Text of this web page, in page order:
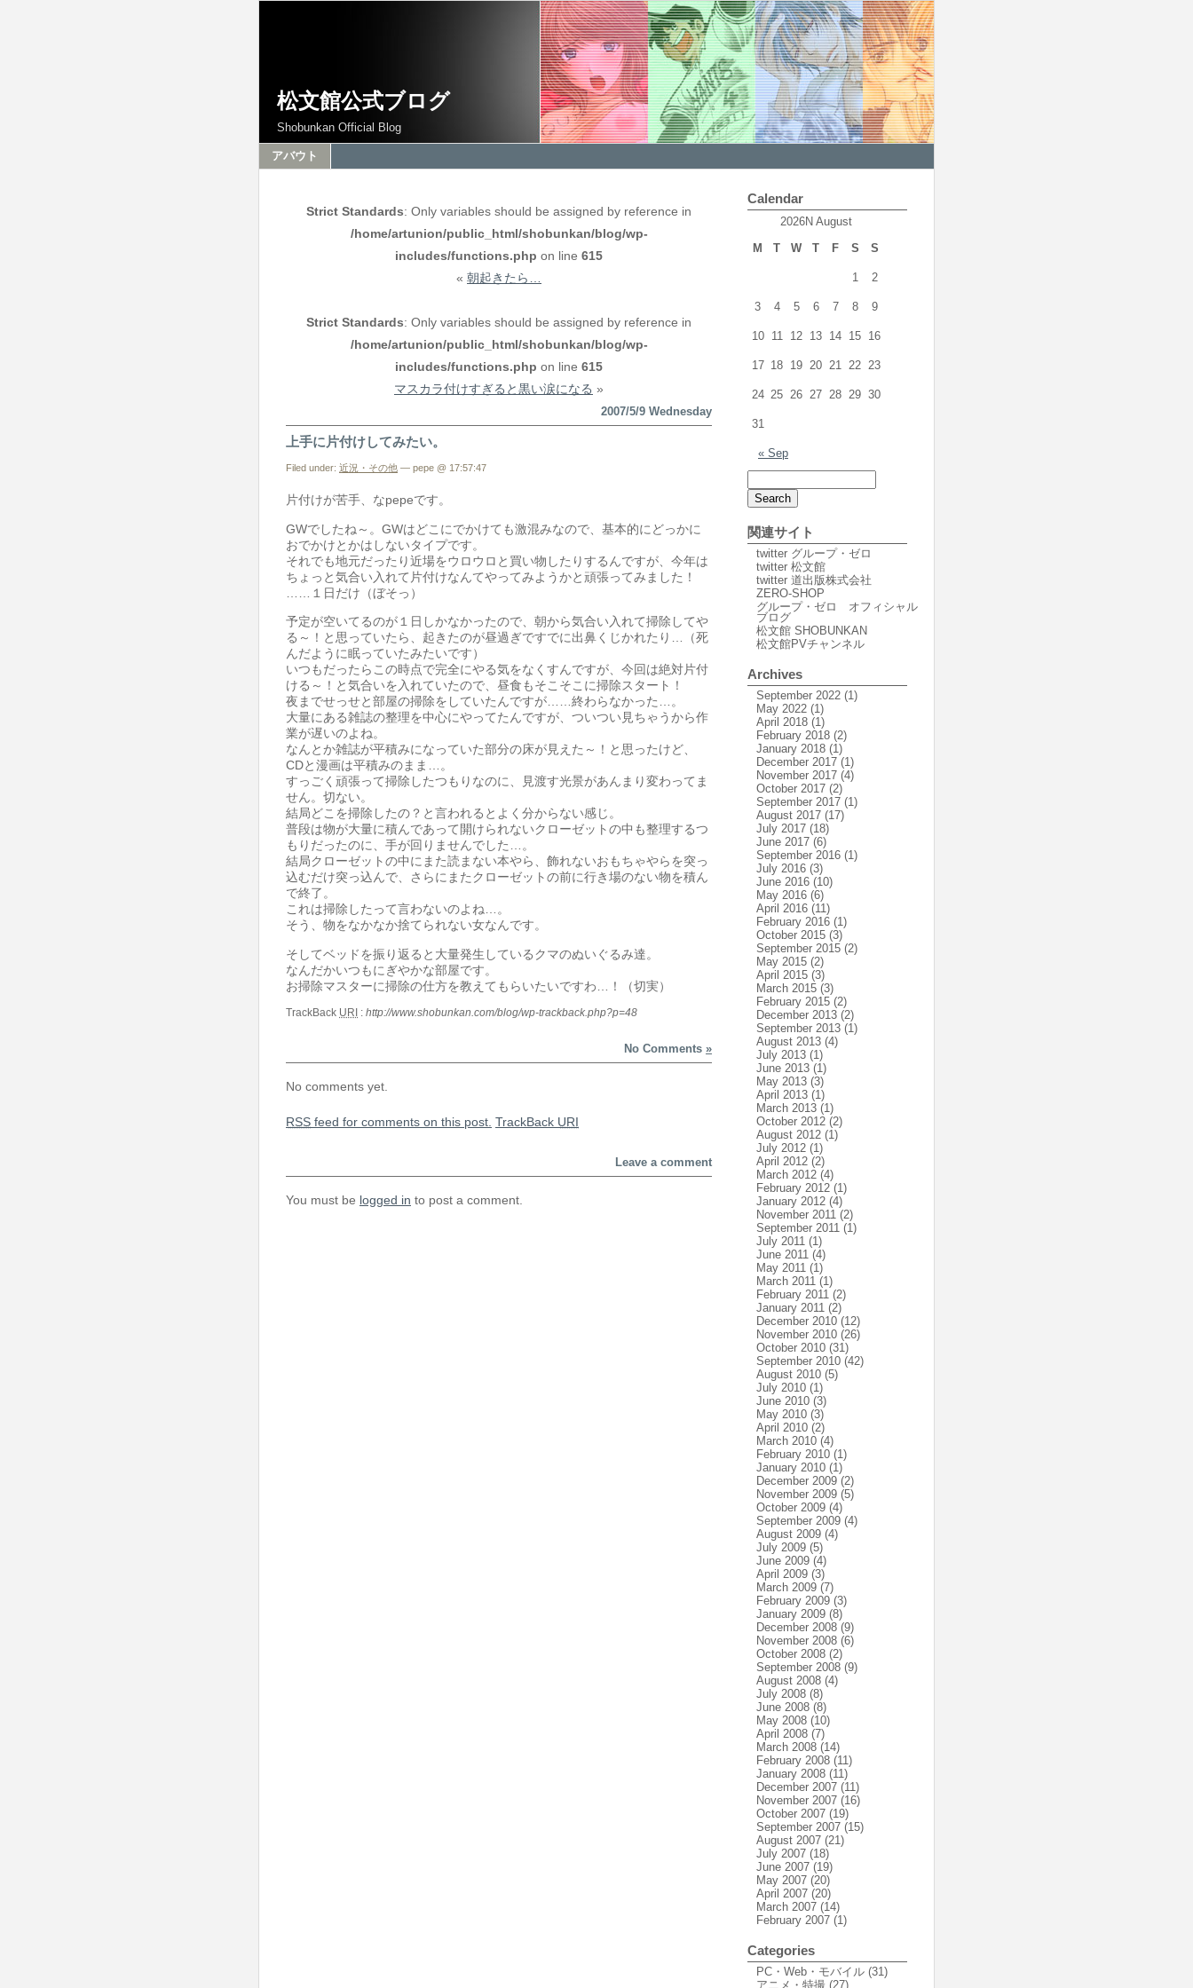
松文館公式ブログ
Shobunkan Official Blog
アバウト
Strict Standards: Only variables should be assigned by reference in
/home/artunion/public_html/shobunkan/blog/wp-
includes/functions.php on line 615
« 朝起きたら…
Strict Standards: Only variables should be assigned by reference in
/home/artunion/public_html/shobunkan/blog/wp-
includes/functions.php on line 615
マスカラ付けすぎると黒い涙になる »
2007/5/9 Wednesday
上手に片付けしてみたい。
Filed under: 近況・その他 — pepe @ 17:57:47
片付けが苦手、なpepeです。
GWでしたね～。GWはどこにでかけても激混みなので、基本的にどっかに
おでかけとかはしないタイプです。
それでも地元だったり近場をウロウロと買い物したりするんですが、今年は
ちょっと気合い入れて片付けなんてやってみようかと頑張ってみました！
……１日だけ（ぼそっ）
予定が空いてるのが１日しかなかったので、朝から気合い入れて掃除してや
る～！と思っていたら、起きたのが昼過ぎですでに出鼻くじかれたり…（死
んだように眠っていたみたいです）
いつもだったらこの時点で完全にやる気をなくすんですが、今回は絶対片付
ける～！と気合いを入れていたので、昼食もそこそこに掃除スタート！
夜までせっせと部屋の掃除をしていたんですが……終わらなかった…。
大量にある雑誌の整理を中心にやってたんですが、ついつい見ちゃうから作
業が遅いのよね。
なんとか雑誌が平積みになっていた部分の床が見えた～！と思ったけど、
CDと漫画は平積みのまま…。
すっごく頑張って掃除したつもりなのに、見渡す光景があんまり変わってま
せん。切ない。
結局どこを掃除したの？と言われるとよく分からない感じ。
普段は物が大量に積んであって開けられないクローゼットの中も整理するつ
もりだったのに、手が回りませんでした…。
結局クローゼットの中にまた読まない本やら、飾れないおもちゃやらを突っ
込むだけ突っ込んで、さらにまたクローゼットの前に行き場のない物を積ん
で終了。
これは掃除したって言わないのよね…。
そう、物をなかなか捨てられない女なんです。
そしてベッドを振り返ると大量発生しているクマのぬいぐるみ達。
なんだかいつもにぎやかな部屋です。
お掃除マスターに掃除の仕方を教えてもらいたいですわ…！（切実）
TrackBack URI : http://www.shobunkan.com/blog/wp-trackback.php?p=48
No Comments »
No comments yet.
RSS feed for comments on this post. TrackBack URI
Leave a comment
You must be logged in to post a comment.
Calendar
2026N August
M
T W T F S S
« Sep
1 2
3 4 5 6 7 8 9
10 11 12 13 14 15 16
17 18 19 20 21 22 23
24 25 26 27 28 29 30
31
関連サイト
twitter グループ・ゼロ
twitter 松文館
twitter 道出版株式会社
ZERO-SHOP
グループ・ゼロ オフィシャル
ブログ
松文館 SHOBUNKAN
松文館PVチャンネル
Archives
September 2022 (1)
May 2022 (1)
April 2018 (1)
February 2018 (2)
January 2018 (1)
December 2017 (1)
November 2017 (4)
October 2017 (2)
September 2017 (1)
August 2017 (17)
July 2017 (18)
June 2017 (6)
September 2016 (1)
July 2016 (3)
June 2016 (10)
May 2016 (6)
April 2016 (11)
February 2016 (1)
October 2015 (3)
September 2015 (2)
May 2015 (2)
April 2015 (3)
March 2015 (3)
February 2015 (2)
December 2013 (2)
September 2013 (1)
August 2013 (4)
July 2013 (1)
June 2013 (1)
May 2013 (3)
April 2013 (1)
March 2013 (1)
October 2012 (2)
August 2012 (1)
July 2012 (1)
April 2012 (2)
March 2012 (4)
February 2012 (1)
January 2012 (4)
November 2011 (2)
September 2011 (1)
July 2011 (1)
June 2011 (4)
May 2011 (1)
March 2011 (1)
February 2011 (2)
January 2011 (2)
December 2010 (12)
November 2010 (26)
October 2010 (31)
September 2010 (42)
August 2010 (5)
July 2010 (1)
June 2010 (3)
May 2010 (3)
April 2010 (2)
March 2010 (4)
February 2010 (1)
January 2010 (1)
December 2009 (2)
November 2009 (5)
October 2009 (4)
September 2009 (4)
August 2009 (4)
July 2009 (5)
June 2009 (4)
April 2009 (3)
March 2009 (7)
February 2009 (3)
January 2009 (8)
December 2008 (9)
November 2008 (6)
October 2008 (2)
September 2008 (9)
August 2008 (4)
July 2008 (8)
June 2008 (8)
May 2008 (10)
April 2008 (7)
March 2008 (14)
February 2008 (11)
January 2008 (11)
December 2007 (11)
November 2007 (16)
October 2007 (19)
September 2007 (15)
August 2007 (21)
July 2007 (18)
June 2007 (19)
May 2007 (20)
April 2007 (20)
March 2007 (14)
February 2007 (1)
Categories
PC・Web・モバイル (31)
アニメ・特撮 (27)